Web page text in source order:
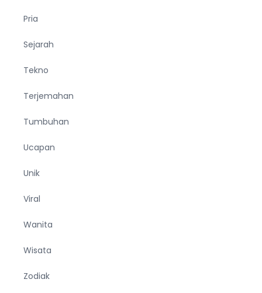
Pria
Sejarah
Tekno
Terjemahan
Tumbuhan
Ucapan
Unik
Viral
Wanita
Wisata
Zodiak